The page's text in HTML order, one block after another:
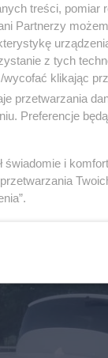
, byłej
licytację
z roku na
kolejnych
treści, pomiar
Partnerzy
z tych
klikając
przetwarzania
Preferencje
świadomie i